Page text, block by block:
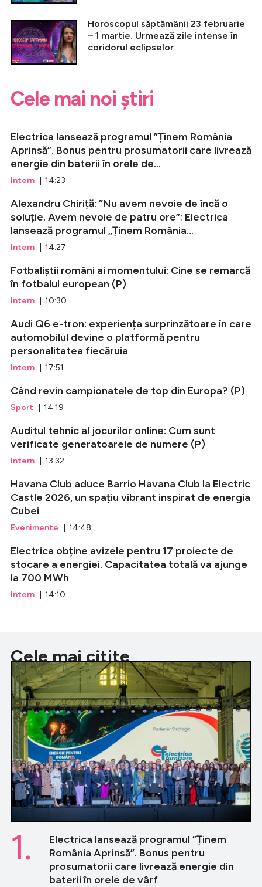
Horoscopul săptămânii 23 februarie
– 1 martie. Urmează zile intense în
coridorul eclipselor
Cele mai noi știri
Electrica lansează programul ”Ținem România
Aprinsă”. Bonus pentru prosumatorii care livrează
energie din baterii în orele de...
Intern | 14:23
Alexandru Chiriță: ”Nu avem nevoie de încă o
soluție. Avem nevoie de patru ore”; Electrica
lansează programul „Ținem România...
Intern | 14:27
Fotbaliștii români ai momentului: Cine se remarcă
în fotbalul european (P)
Intern | 10:30
Audi Q6 e-tron: experiența surprinzătoare în care
automobilul devine o platformă pentru
personalitatea fiecăruia
Intern | 17:51
Când revin campionatele de top din Europa? (P)
Sport | 14:19
Auditul tehnic al jocurilor online: Cum sunt
verificate generatoarele de numere (P)
Intern | 13:32
Havana Club aduce Barrio Havana Club la Electric
Castle 2026, un spațiu vibrant inspirat de energia
Cubei
Evenimente | 14:48
Electrica obține avizele pentru 17 proiecte de
stocare a energiei. Capacitatea totală va ajunge
la 700 MWh
Intern | 14:10
Cele mai citite
Electrica lansează programul ”Ținem
România Aprinsă”. Bonus pentru
prosumatorii care livrează energie din
baterii în orele de vârf
1.